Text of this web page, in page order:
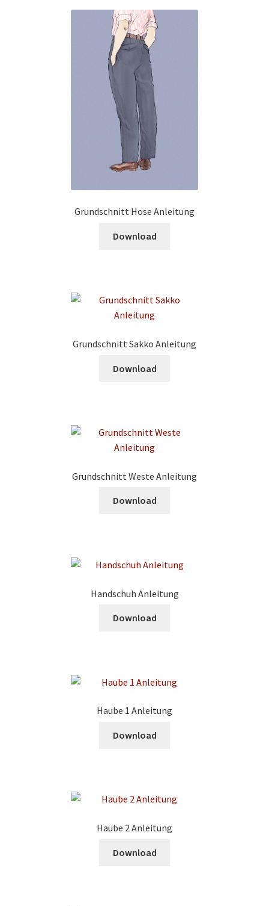
Grundschnitt Hose Anleitung
Download
Grundschnitt Sakko Anleitung
Download
Grundschnitt Weste Anleitung
Download
Handschuh Anleitung
Download
Haube 1 Anleitung
Download
Haube 2 Anleitung
Download